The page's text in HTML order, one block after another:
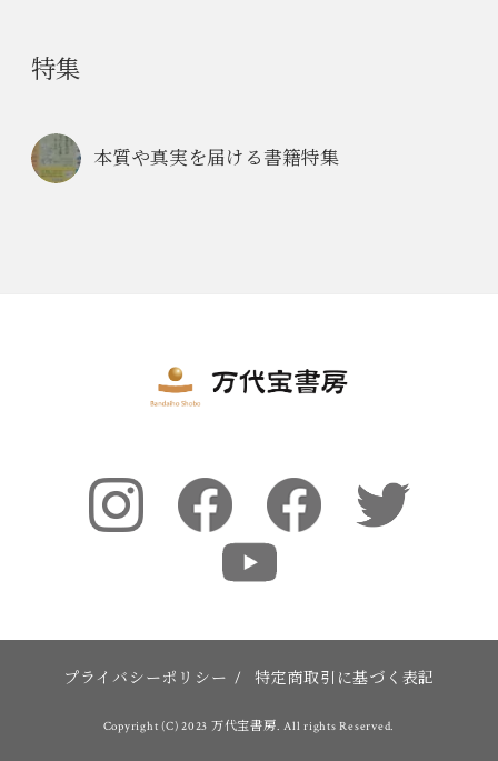
特集
本質や真実を届ける書籍特集
プライバシーポリシー / 特定商取引に基づく表記
Copyright (C) 2023 万代宝書房. All rights Reserved.